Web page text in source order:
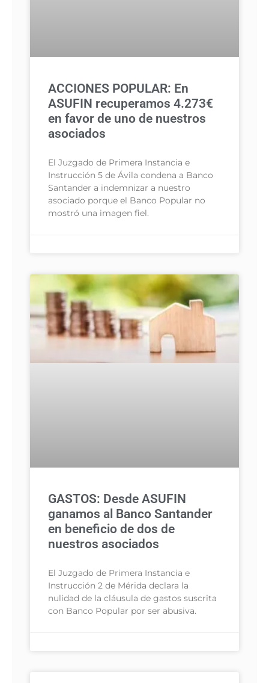
ACCIONES POPULAR: En
ASUFIN recuperamos 4.273€
en favor de uno de nuestros
asociados
El Juzgado de Primera Instancia e
Instrucción 5 de Ávila condena a Banco
Santander a indemnizar a nuestro
asociado porque el Banco Popular no
mostró una imagen fiel.
GASTOS: Desde ASUFIN
ganamos al Banco Santander
en beneficio de dos de
nuestros asociados
El Juzgado de Primera Instancia e
Instrucción 2 de Mérida declara la
nulidad de la cláusula de gastos suscrita
con Banco Popular por ser abusiva.